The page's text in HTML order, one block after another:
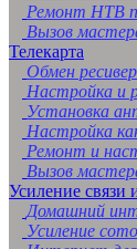
Ремонт НТВ
Вызов
Телекарта
Обмен
Настройка и
Установка
Настройка
Ремонт и
Вызов
Усиление связи
Домашний
Усиление